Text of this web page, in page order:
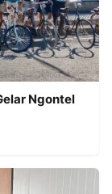
Ngontel